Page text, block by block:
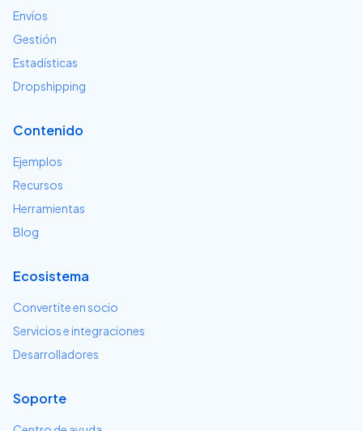
Envíos
Gestión
Estadísticas
Dropshipping
Contenido
Ejemplos
Recursos
Herramientas
Blog
Ecosistema
Convertite en socio
Servicios e integraciones
Desarrolladores
Soporte